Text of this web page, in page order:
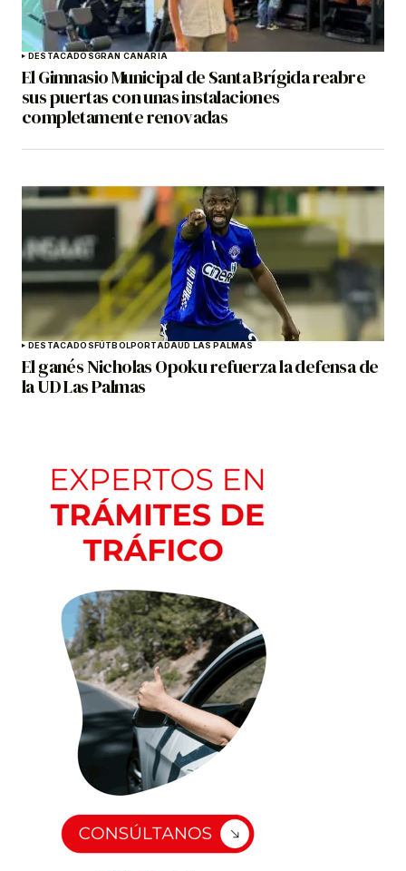
DESTACADOSGRAN CANARIA
El Gimnasio Municipal de Santa Brígida reabre
sus puertas con unas instalaciones
completamente renovadas
DESTACADOSFÚTBOLPORTADAUD LAS PALMAS
El ganés Nicholas Opoku refuerza la defensa de
la UD Las Palmas